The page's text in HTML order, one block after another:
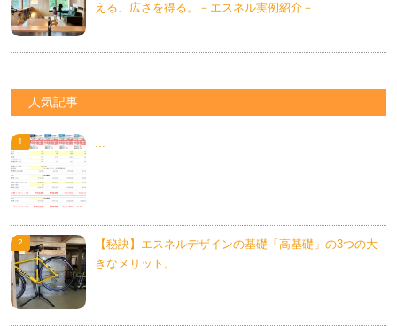
える、広さを得る。－エスネル実例紹介－
人気記事
【秘訣】エスネルデザインの基礎「高基礎」の3つの大
きなメリット。